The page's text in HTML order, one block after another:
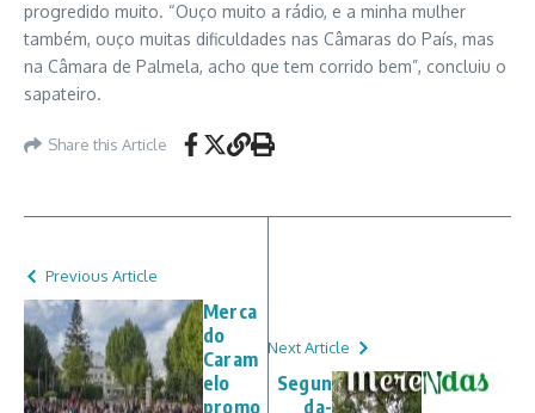
progredido muito. “Ouço muito a rádio, e a minha mulher
também, ouço muitas dificuldades nas Câmaras do País, mas
na Câmara de Palmela, acho que tem corrido bem”, concluiu o
sapateiro.
Share this Article
Previous Article
Merca
do
Caram
elo
promo
Next Article
Segun
da-